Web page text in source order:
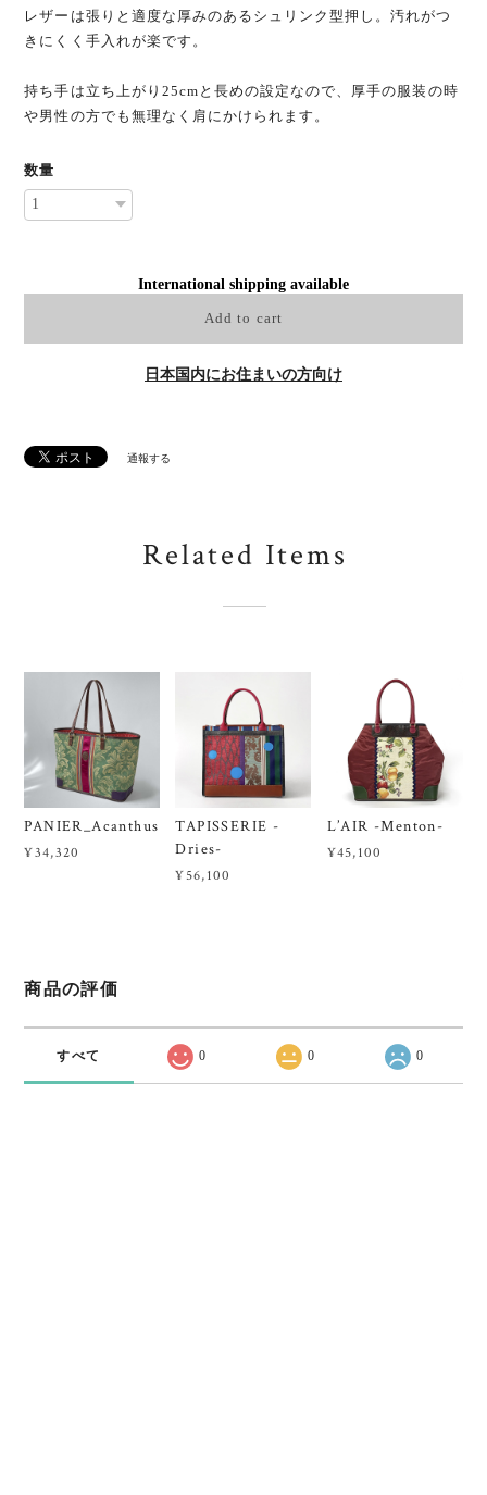
レザーは張りと適度な厚みのあるシュリンク型押し。汚れがつ
きにくく手入れが楽です。
持ち手は立ち上がり25cmと長めの設定なので、厚手の服装の時
や男性の方でも無理なく肩にかけられます。
数量
International shipping available
Add to cart
日本国内にお住まいの方向け
通報する
Related Items
PANIER_Acanthus
¥34,320
TAPISSERIE -
Dries-
¥56,100
L’AIR -Menton-
¥45,100
商品の評価
すべて 0 0 0